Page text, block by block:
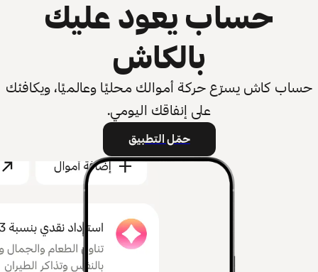
حساب يعود عليك
بالكاش
حساب كاش يسرّع حركة أموالك محليًا وعالميًا، ويكافئك
على إنفاقك اليومي.
حمّل التطبيق